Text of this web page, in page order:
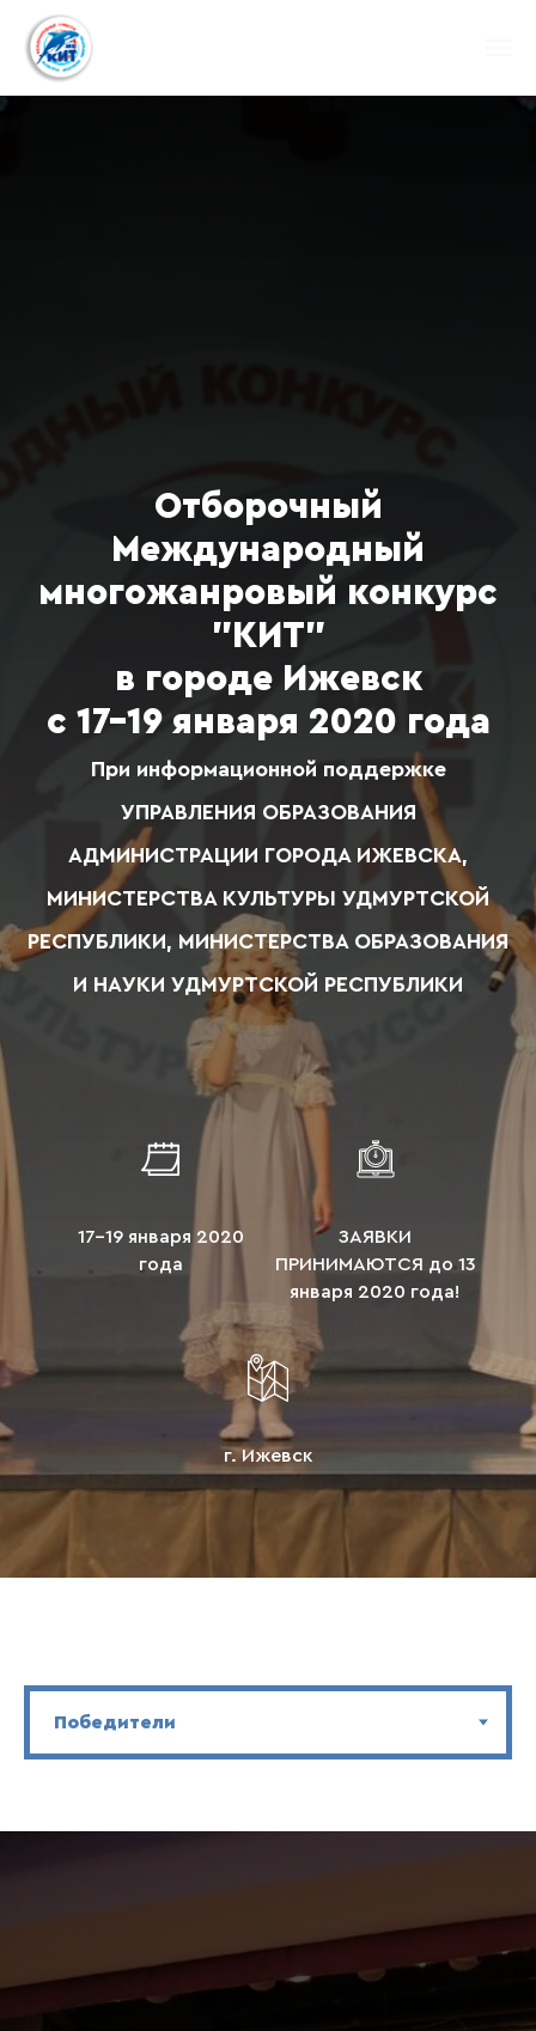
Отборочный
Международный
многожанровый конкурс
"КИТ"
в городе Ижевск
с 17-19 января 2020 года
При информационной поддержке
УПРАВЛЕНИЯ ОБРАЗОВАНИЯ
АДМИНИСТРАЦИИ ГОРОДА ИЖЕВСКА,
МИНИСТЕРСТВА КУЛЬТУРЫ УДМУРТСКОЙ
РЕСПУБЛИКИ, МИНИСТЕРСТВА ОБРАЗОВАНИЯ
И НАУКИ УДМУРТСКОЙ РЕСПУБЛИКИ
17-19 января 2020
года
ЗАЯВКИ
ПРИНИМАЮТСЯ до 13
января 2020 года!
г. Ижевск